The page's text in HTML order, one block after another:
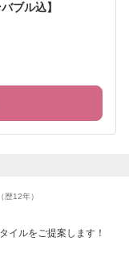
ブル込】
（歴12年）
イルをご提案します！